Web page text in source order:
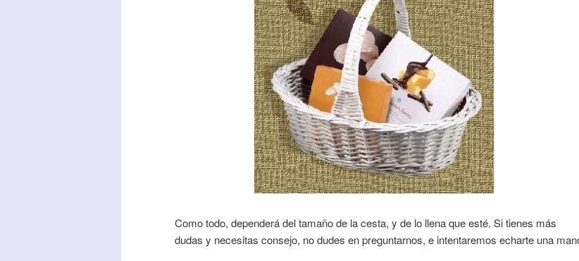
Como todo, dependerá del tamaño de la cesta, y de lo llena que esté. Si tienes más
dudas y necesitas consejo, no dudes en preguntarnos, e intentaremos echarte una